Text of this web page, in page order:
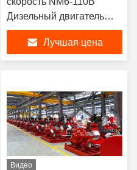
Дизельный двигатель
для тяжелых
применений SCF200-
150-250G 1500 ГПМ
Лучшая цена
Видео